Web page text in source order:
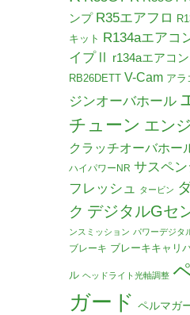
ンプ R35エアフロ
キット R134aエアコ
イプⅡ
r134aエアコ
RB26DETT V-Cam アラ
ジンオーバホール
チューン エン
クラッチオーバホー
ハイパワーNR サスペン
フレッシュ
タービン
ク デジタルGセ
ンスミッション パワーデジタ
ブレーキ ブレーキキャリ
ル ヘッドライト光軸調整
ガード ペルマガ